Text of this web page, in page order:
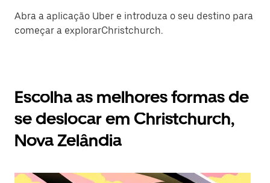
Abra a aplicação Uber e introduza o seu destino para
começar a explorarChristchurch.
Escolha as melhores formas de
se deslocar em Christchurch,
Nova Zelândia